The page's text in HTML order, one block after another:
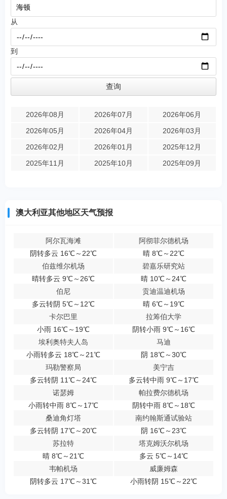
从
到
2026年08月 2026年07月
2026年06月
2026年05月
2026年04月
2026年03月
2026年02月
2026年01月
2025年12月
2025年11月
2025年10月 2025年09月
澳大利亚其他地区天气预报
阿尔瓦海滩
阴转多云 16℃～22℃
阿彻菲尔德机场
晴 8℃～22℃
伯兹维尔机场
晴转多云 9℃～26℃
碧嘉乐研究站
晴 10℃～24℃
伯尼
多云转阴 5℃～12℃
贡迪温迪机场
晴 6℃～19℃
卡尔巴里
小雨 16℃～19℃
拉筹伯大学
阴转小雨 9℃～16℃
埃利奥特夫人岛
小雨转多云 18℃～21℃
马迪
阴 18℃～30℃
玛勒警察局
多云转阴 11℃～24℃
美宁吉
多云转中雨 9℃～17℃
诺瑟姆
小雨转中雨 8℃～17℃
帕拉费尔德机场
阴转中雨 8℃～18℃
桑迪角灯塔
多云转阴 17℃～20℃
南约翰斯通试验站
阴 16℃～23℃
苏拉特
晴 8℃～21℃
塔克姆沃尔机场
多云 5℃～14℃
韦帕机场
阴转多云 17℃～31℃
威廉姆森
小雨转阴 15℃～22℃